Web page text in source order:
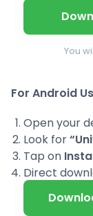
You
For Android
Open your
Look for
Tap on
Direct